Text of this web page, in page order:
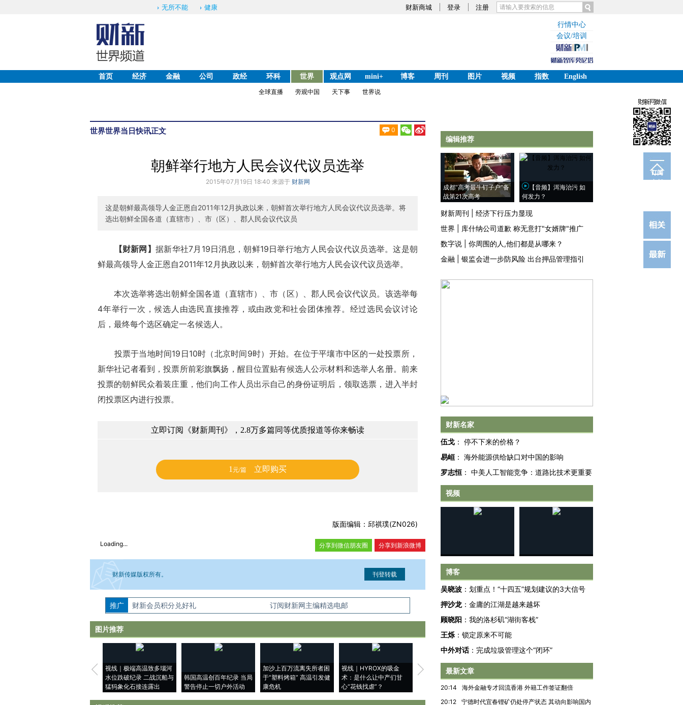
财新商城 登录 注册
无所不能 健康
行情中心
会议/培训
首页 经济 金融 公司 政经 环科 世界 观点网 mini+ 博客 周刊 图片 视频 指数
English
全球直播
旁观中国 天下事 世界说
世界世界当日快讯正文 0
订阅
电邮
朝鲜举行地方人民会议代议员选举
2015年07月19日 18:40 来源于 财新网
这是朝鲜最高领导人金正恩自2011年12月执政以来，朝鲜首次举行地方人民会议代议员选举。将
选出朝鲜全国各道（直辖市）、市（区）、郡人民会议代议员
【财新网】据新华社7月19日消息，朝鲜19日举行地方人民会议代议员选举。这是朝
鲜最高领导人金正恩自2011年12月执政以来，朝鲜首次举行地方人民会议代议员选举。
本次选举将选出朝鲜全国各道（直辖市）、市（区）、郡人民会议代议员。该选举每
4年举行一次，候选人由选民直接推荐，或由政党和社会团体推荐。经过选民会议讨论
后，最终每个选区确定一名候选人。
投票于当地时间19日10时（北京时间9时）开始。在位于平壤市中区的一处投票所，
新华社记者看到，投票所前彩旗飘扬，醒目位置贴有候选人公示材料和选举人名册。前来
投票的朝鲜民众着装庄重，他们向工作人员出示自己的身份证明后，领取选票，进入半封
闭投票区内进行投票。
立即订阅《财新周刊》，2.8万多篇同等优质报道等你来畅读
1 元/篇 立即购买
版面编辑：邱祺璞(ZN026)
Loading... 分享到新浪微博
分享到微信朋友圈
财新传媒版权所有。
如需刊登转载请点击右侧按钮，提交相关信息。经确认即可刊登转载。
推广 财新会员积分兑好礼 订阅财新网主编精选电邮
图片推荐
视线｜极端高温致多瑙河
水位跌破纪录 二战沉船与
猛犸象化石接连露出
韩国高温创百年纪录 当局
警告停止一切户外活动
加沙上百万流离失所者困
于“塑料烤箱” 高温引发健
康危机
视线｜HYROX的吸金
术：是什么让中产们甘
心“花钱找虐”？
马航飞行员跨国走私7万
粒摇头丸 尿检体内含3种
度Z世代 用街头抗争将教
育部长拱下台
机”？难民潮撕裂西班牙
编辑推荐
成都“高考最牛钉子户”备
战第21次高考
【音频】洱海治污 如
何发力？
财新周刊
经济下行压力显现
世界
库什纳公司道歉 称无意打"女婿牌"推广
数字说
你周围的人,他们都是从哪来？
金融
银监会进一步防风险 出台押品管理指引
财新名家
伍戈 ： 停不下来的价格？
易峘 ： 海外能源供给缺口对中国的影响
罗志恒 ： 中美人工智能竞争：道路比技术更重要
视频
博客
吴晓波 ： 划重点！“十四五”规划建议的3大信号
押沙龙 ： 金庸的江湖是越来越坏
顾晓阳 ： 我的洛杉矶“湖街客栈”
王烁 ： 锁定原来不可能
中外对话： 完成垃圾管理这个“闭环”
最新文章
20:14
海外金融专才回流香港 外籍工作签证翻倍
20:12
宁德时代宜春锂矿仍处停产状态 其动向影响国内